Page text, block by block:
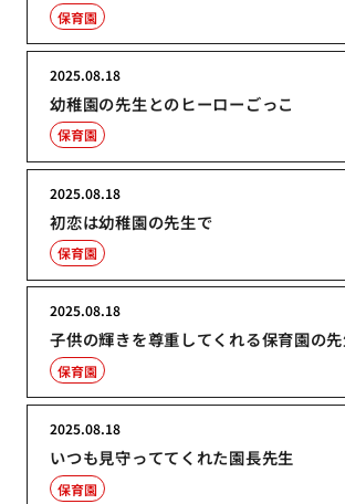
保育園
幼稚園の先生とのヒーローごっこ
2025.08.18
保育園
初恋は幼稚園の先生で
2025.08.18
保育園
子供の輝きを尊重してくれる保育園の
2025.08.18
保育園
いつも見守っててくれた園長先生
2025.08.18
保育園